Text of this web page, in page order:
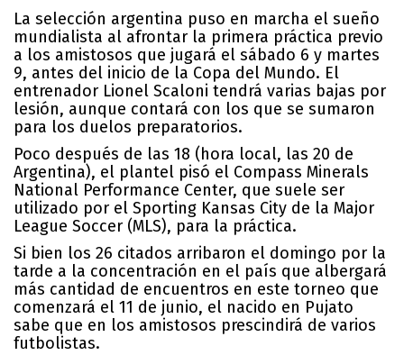
La selección argentina puso en marcha el sueño
mundialista al afrontar la primera práctica previo
a los amistosos que jugará el sábado 6 y martes
9, antes del inicio de la Copa del Mundo. El
entrenador Lionel Scaloni tendrá varias bajas por
lesión, aunque contará con los que se sumaron
para los duelos preparatorios.
Poco después de las 18 (hora local, las 20 de
Argentina), el plantel pisó el Compass Minerals
National Performance Center, que suele ser
utilizado por el Sporting Kansas City de la Major
League Soccer (MLS), para la práctica.
Si bien los 26 citados arribaron el domingo por la
tarde a la concentración en el país que albergará
más cantidad de encuentros en este torneo que
comenzará el 11 de junio, el nacido en Pujato
sabe que en los amistosos prescindirá de varios
futbolistas.